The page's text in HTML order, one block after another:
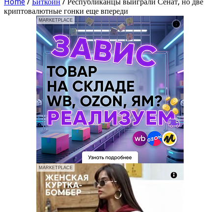
криптовалютные гонки еще впереди
MARKETPLACE
MARKETPLACE